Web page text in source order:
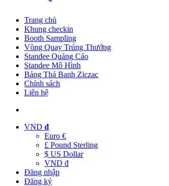
Trang chủ
Khung checkin
Booth Sampling
Vòng Quay Trúng Thưởng
Standee Quảng Cáo
Standee Mô Hình
Bảng Thả Banh Ziczac
Chính sách
Liên hệ
VND đ
Euro €
£ Pound Sterling
$ US Dollar
VND đ
Đăng nhập
Đăng ký